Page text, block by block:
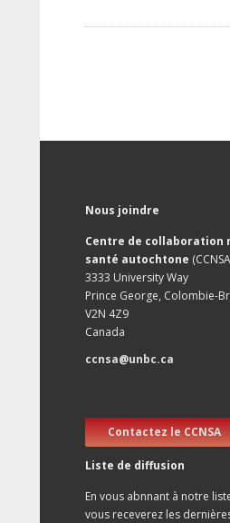
Nous joindre
Centre de collaboration
santé autochtone
3333 University Way
Prince George, Colombie-
V2N 4Z9
Canada
ccnsa@unbc.ca
Contactez le CCNSA
Liste de diffusion
En vous abnnant à notre
vous receverez les